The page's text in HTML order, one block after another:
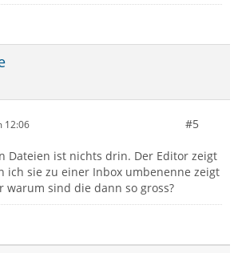
12:06 #5
Dateien ist nichts drin. Der Editor zeigt
ich sie zu einer Inbox umbenenne zeigt
warum sind die dann so gross?